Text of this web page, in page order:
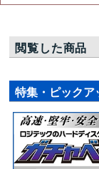
閲覧した商品
特集・ピックア